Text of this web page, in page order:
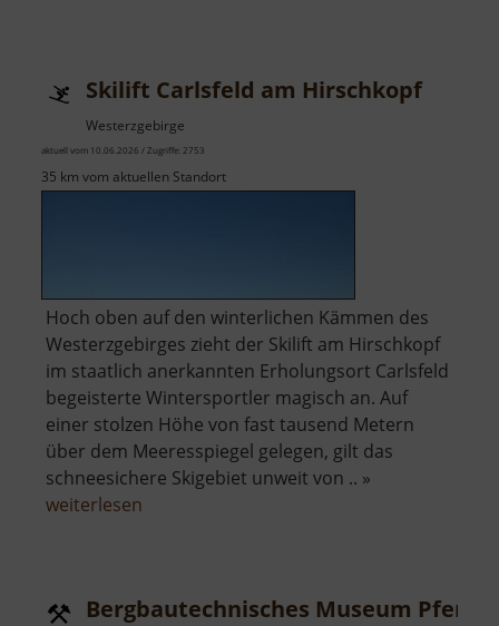
Fichtelberg
Skilift Carlsfeld am Hirschkopf
Westerzgebirge
aktuell vom 10.06.2026 / Zugriffe: 2753
35 km vom aktuellen Standort
Hoch oben auf den winterlichen Kämmen des
Westerzgebirges zieht der Skilift am Hirschkopf
im staatlich anerkannten Erholungsort Carlsfeld
begeisterte Wintersportler magisch an. Auf
einer stolzen Höhe von fast tausend Metern
über dem Meeresspiegel gelegen, gilt das
schneesichere Skigebiet unweit von .. »
weiterlesen
Hirschkopf
Bergbautechnisches Museum